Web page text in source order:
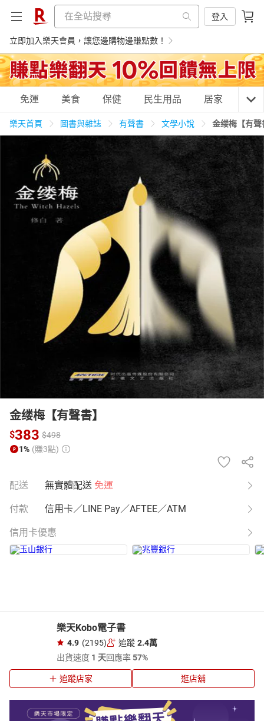
登入
立即加入樂天會員，讓您邊購物邊賺點數！
購物網分類
天天免運 養生保健 民生用品
居家生活 運動休閒
男裝 化妝保養 情趣用品
日本購物 電子/紙本書
HOT
免運 美食 保健 民生用品 居家 3C
樂天首頁 圖書與雜誌 有聲書 文學小說 金缕梅【有聲
金缕梅【有聲書】
$383 $498
1% (賺3點)
配送 無實體配送 免運
付款 信用卡／LINE Pay／AFTEE／ATM
信用卡優惠
樂天Kobo電子書
4.9 (2195) 追蹤 2.4萬
出貨速度 1 天回應率57%
追蹤店家 逛店舖